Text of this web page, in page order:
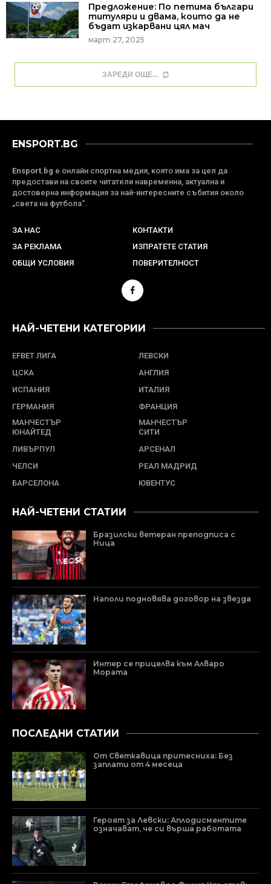
Предложение: По петима българи
титуляри и двама, които да не
бъдат изкарвани цял мач
март 27, 2025
ЗАРЕДИ ОЩЕ
ENSPORT.BG
Ensport.bg е онлайн спортна медия, която има за цел да
предостави на своите читатели навременна, актуална и
достоверна информация за най-интересните събития около
„света на футбола“.
ЗА НАС
КОНТАКТИ
ЗА РЕКЛАМА
ИЗПРАТЕТЕ СТАТИЯ
ОБЩИ УСЛОВИЯ
ПОВЕРИТЕЛНОСТ
НАЙ-ЧЕТЕНИ КАТЕГОРИИ
EFBET ЛИГА
ЛЕВСКИ
ЦСКА
АНГЛИЯ
ИСПАНИЯ
ИТАЛИЯ
ГЕРМАНИЯ
ФРАНЦИЯ
МАНЧЕСТЪР
ЮНАЙТЕД
МАНЧЕСТЪР
СИТИ
ЛИВЪРПУЛ
АРСЕНАЛ
ЧЕЛСИ
РЕАЛ МАДРИД
БАРСЕЛОНА
ЮВЕНТУС
НАЙ-ЧЕТЕНИ СТАТИИ
Бразилски ветеран преподписа с
Ница
Наполи подновява договор на звезда
Интер се прицелва към Алваро
Мората
ПОСЛЕДНИ СТАТИИ
От Светкавица притесниха: Без
заплати от 4 месеца
Героят за Левски: Аплодисментите
означават, че си върша работата